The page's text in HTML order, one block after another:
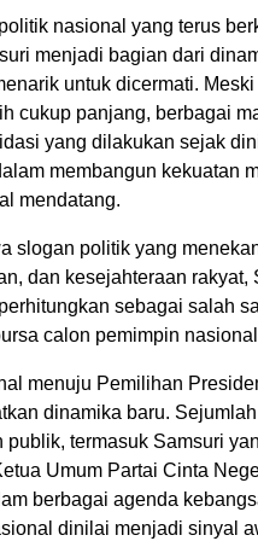
nasional yang terus
menjadi bagian dari
untuk dicermati.
cukup panjang, berbagai
yang dilakukan sejak
membangun kekuatan
mendatang.
slogan politik yang
dan kesejahteraan rakyat,
sebagai salah
calon pemimpin
menuju Pemilihan
dinamika baru.
publik, termasuk Samsuri
Umum Partai Cinta
berbagai agenda
dinilai menjadi sinyal